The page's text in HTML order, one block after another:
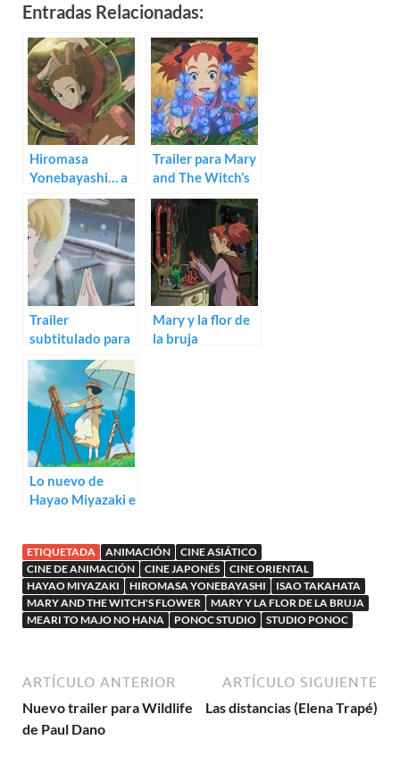
Entradas Relacionadas:
Hiromasa
Yonebayashi… a
examen
Trailer para Mary
and The Witch’s
Flower
Trailer
subtitulado para
la animada The
Imaginary
Mary y la flor de
la bruja
Lo nuevo de
Hayao Miyazaki e
ETIQUETADA ANIMACIÓN
CINE ASIÁTICO
CINE DE ANIMACIÓN
CINE JAPONÉS
CINE ORIENTAL
HAYAO MIYAZAKI
HIROMASA YONEBAYASHI
ISAO TAKAHATA
MARY AND THE WITCH'S FLOWER
MARY Y LA FLOR DE LA BRUJA
MEARI TO MAJO NO HANA
PONOC STUDIO STUDIO PONOC
ARTÍCULO ANTERIOR
Nuevo trailer para Wildlife
de Paul Dano
ARTÍCULO SIGUIENTE
Las distancias (Elena Trapé)